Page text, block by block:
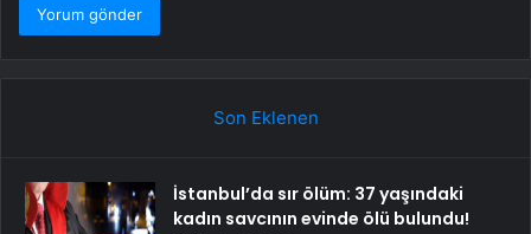
Son Eklenen
İstanbul’da sır ölüm: 37 yaşındaki
kadın savcının evinde ölü bulundu!